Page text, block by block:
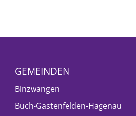
GEMEINDEN
Binzwangen
Buch-Gastenfelden-Hagenau